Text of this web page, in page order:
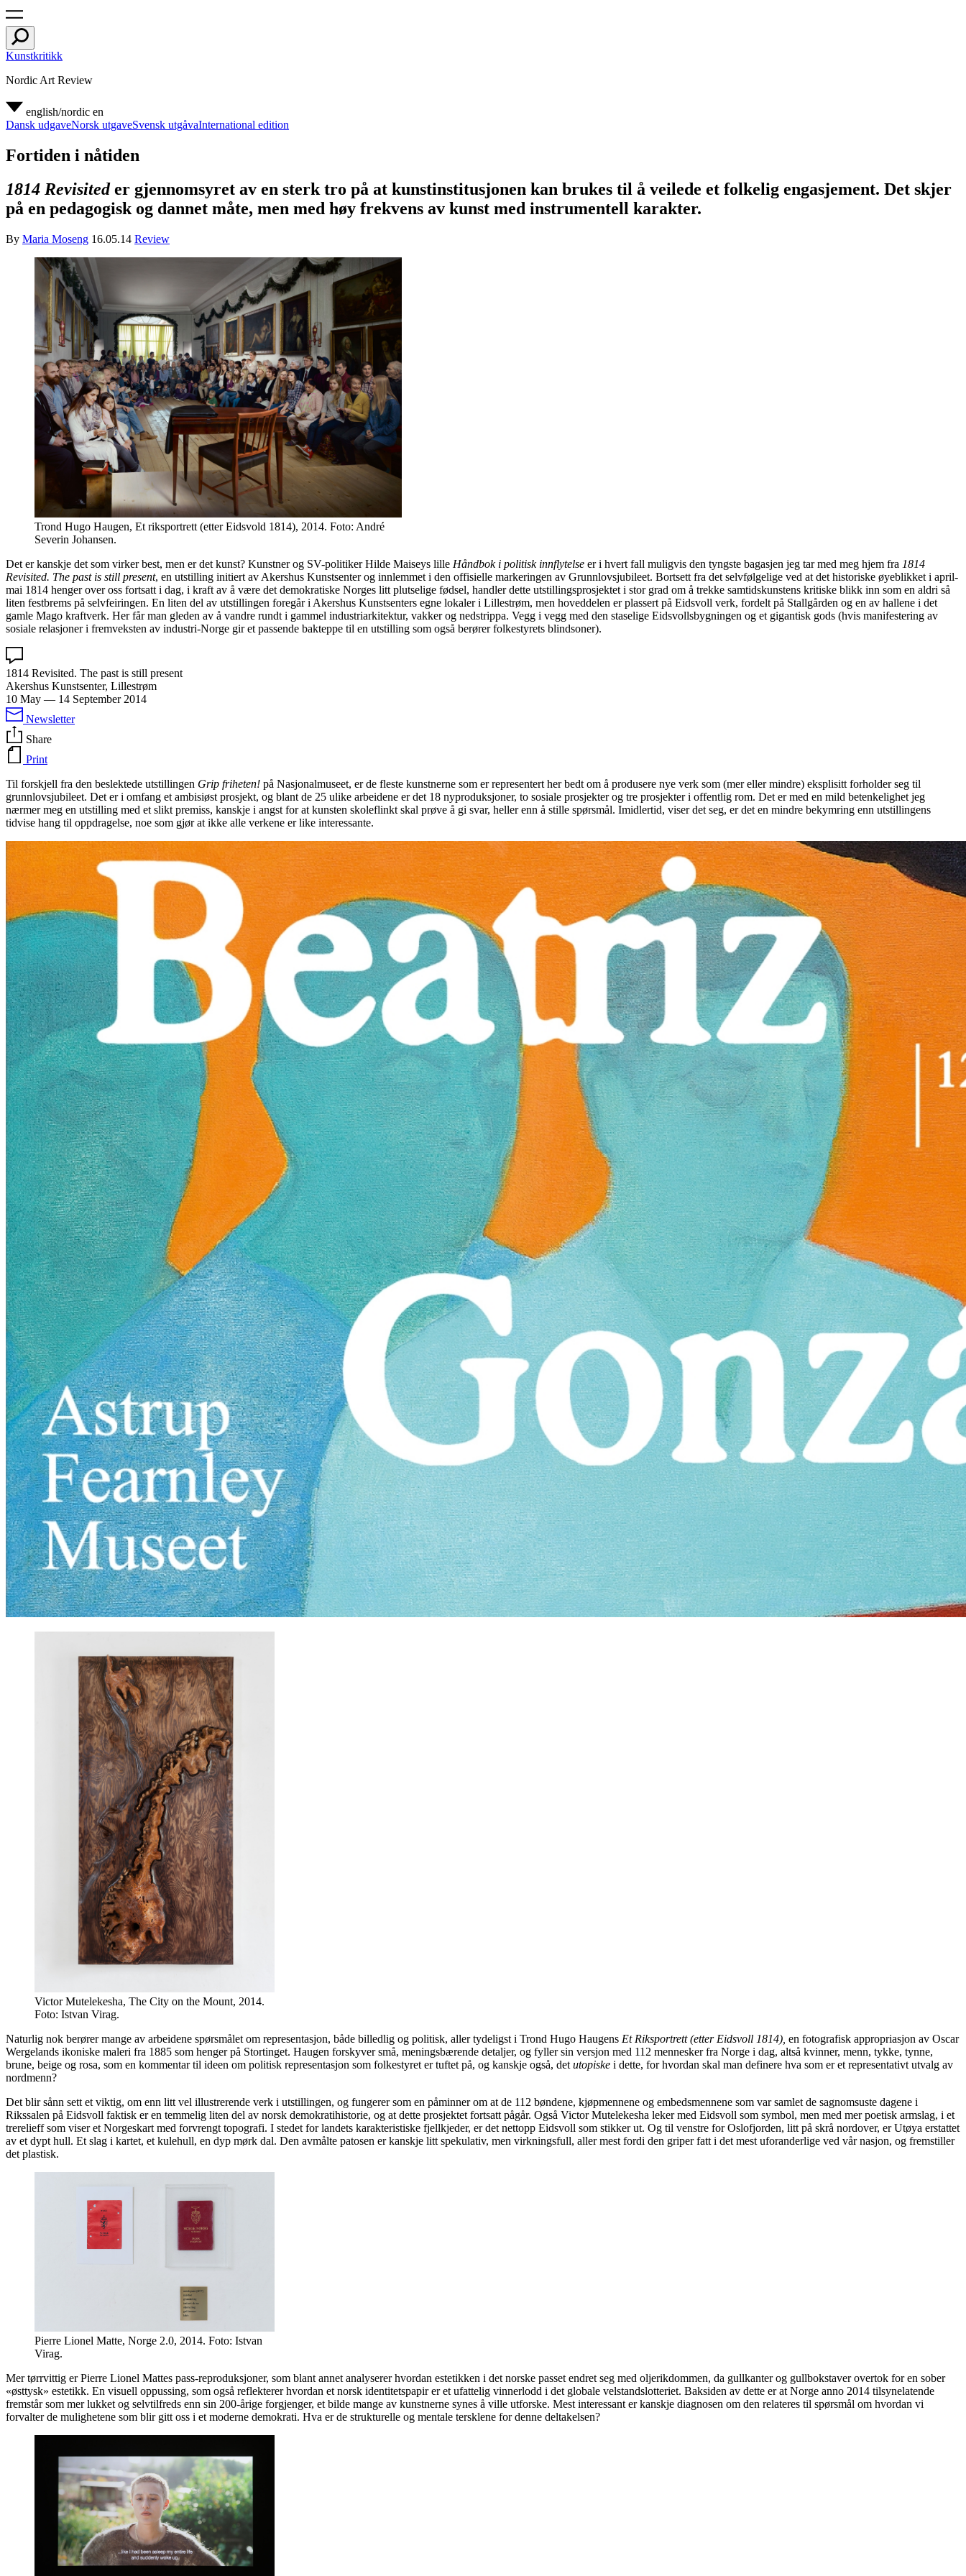
Kunstkritikk
Nordic Art Review
english/nordic en
Dansk udgaveNorsk utgaveSvensk utgåvaInternational edition
Fortiden i nåtiden
1814 Revisiteder gjennomsyret av en sterk tro på at kunstinstitusjonen kan brukes til å veilede et folkelig engasjement. Det skjer
på en pedagogisk og dannet måte, men med høy frekvens av kunst med instrumentell karakter.
By Maria Moseng 16.05.14 Review
Trond Hugo Haugen, Et riksportrett (etter Eidsvold 1814), 2014. Foto: André
Severin Johansen.
Det er kanskje det som virker best, men er det kunst? Kunstner og SV-politiker Hilde Maiseys lille Håndbok i politisk innflytelse er i hvert fall muligvis den tyngste bagasjen jeg tar med meg hjem fra 1814
Revisited. The past is still present, en utstilling initiert av Akershus Kunstsenter og innlemmet i den offisielle markeringen av Grunnlovsjubileet. Bortsett fra det selvfølgelige ved at det historiske øyeblikket i april-
mai 1814 henger over oss fortsatt i dag, i kraft av å være det demokratiske Norges litt plutselige fødsel, handler dette utstillingsprosjektet i stor grad om å trekke samtidskunstens kritiske blikk inn som en aldri så
liten festbrems på selvfeiringen. En liten del av utstillingen foregår i Akershus Kunstsenters egne lokaler i Lillestrøm, men hoveddelen er plassert på Eidsvoll verk, fordelt på Stallgården og en av hallene i det
gamle Mago kraftverk. Her får man gleden av å vandre rundt i gammel industriarkitektur, vakker og nedstrippa. Vegg i vegg med den staselige Eidsvollsbygningen og et gigantisk gods (hvis manifestering av
sosiale relasjoner i fremveksten av industri-Norge gir et passende bakteppe til en utstilling som også berører folkestyrets blindsoner).
1814 Revisited. The past is still present
Akershus Kunstsenter, Lillestrøm
10 May — 14 September 2014
Newsletter
Share
Print
Til forskjell fra den beslektede utstillingen Grip friheten! på Nasjonalmuseet, er de fleste kunstnerne som er representert her bedt om å produsere nye verk som (mer eller mindre) eksplisitt forholder seg til
grunnlovsjubileet. Det er i omfang et ambisiøst prosjekt, og blant de 25 ulike arbeidene er det 18 nyproduksjoner, to sosiale prosjekter og tre prosjekter i offentlig rom. Det er med en mild betenkelighet jeg
nærmer meg en utstilling med et slikt premiss, kanskje i angst for at kunsten skoleflinkt skal prøve å gi svar, heller enn å stille spørsmål. Imidlertid, viser det seg, er det en mindre bekymring enn utstillingens
tidvise hang til oppdragelse, noe som gjør at ikke alle verkene er like interessante.
Victor Mutelekesha, The City on the Mount, 2014.
Foto: Istvan Virag.
Naturlig nok berører mange av arbeidene spørsmålet om representasjon, både billedlig og politisk, aller tydeligst i Trond Hugo Haugens Et Riksportrett (etter Eidsvoll 1814), en fotografisk appropriasjon av Oscar
Wergelands ikoniske maleri fra 1885 som henger på Stortinget. Haugen forskyver små, meningsbærende detaljer, og fyller sin versjon med 112 mennesker fra Norge i dag, altså kvinner, menn, tykke, tynne,
brune, beige og rosa, som en kommentar til ideen om politisk representasjon som folkestyret er tuftet på, og kanskje også, det utopiske i dette, for hvordan skal man definere hva som er et representativt utvalg av
nordmenn?
Det blir sånn sett et viktig, om enn litt vel illustrerende verk i utstillingen, og fungerer som en påminner om at de 112 bøndene, kjøpmennene og embedsmennene som var samlet de sagnomsuste dagene i
Rikssalen på Eidsvoll faktisk er en temmelig liten del av norsk demokratihistorie, og at dette prosjektet fortsatt pågår. Også Victor Mutelekesha leker med Eidsvoll som symbol, men med mer poetisk armslag, i et
trerelieff som viser et Norgeskart med forvrengt topografi. I stedet for landets karakteristiske fjellkjeder, er det nettopp Eidsvoll som stikker ut. Og til venstre for Oslofjorden, litt på skrå nordover, er Utøya erstattet
av et dypt hull. Et slag i kartet, et kulehull, en dyp mørk dal. Den avmålte patosen er kanskje litt spekulativ, men virkningsfull, aller mest fordi den griper fatt i det mest uforanderlige ved vår nasjon, og fremstiller
det plastisk.
Pierre Lionel Matte, Norge 2.0, 2014. Foto: Istvan
Virag.
Mer tørrvittig er Pierre Lionel Mattes pass-reproduksjoner, som blant annet analyserer hvordan estetikken i det norske passet endret seg med oljerikdommen, da gullkanter og gullbokstaver overtok for en sober
«østtysk» estetikk. En visuell oppussing, som også reflekterer hvordan et norsk identitetspapir er et ufattelig vinnerlodd i det globale velstandslotteriet. Baksiden av dette er at Norge anno 2014 tilsynelatende
fremstår som mer lukket og selvtilfreds enn sin 200-årige forgjenger, et bilde mange av kunstnerne synes å ville utforske. Mest interessant er kanskje diagnosen om den relateres til spørsmål om hvordan vi
forvalter de mulighetene som blir gitt oss i et moderne demokrati. Hva er de strukturelle og mentale tersklene for denne deltakelsen?